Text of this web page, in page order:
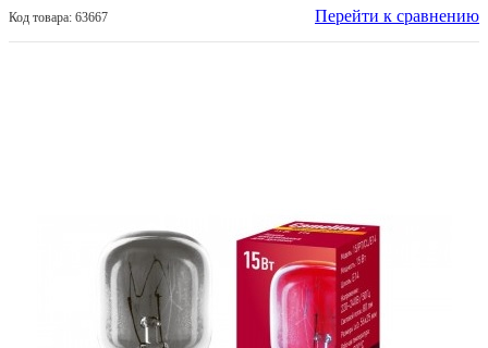
Код товара: 63667 Перейти к сравнению